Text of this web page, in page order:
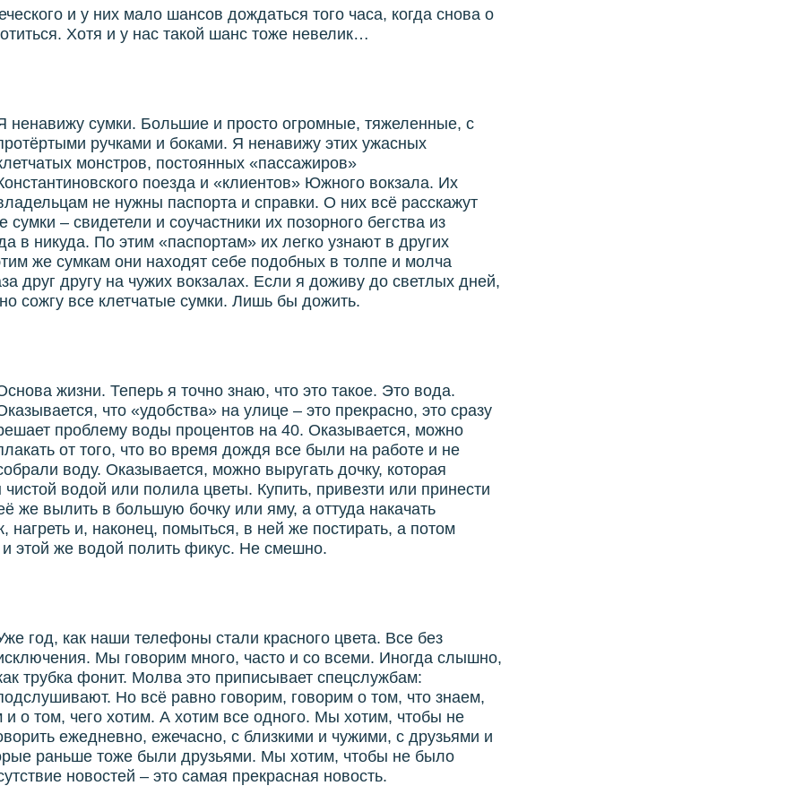
и у них мало шансов дождаться того часа, когда снова о
Хотя и у нас такой шанс тоже невелик…
ненавижу сумки. Большие и просто огромные, тяжеленные, с
ручками и боками. Я ненавижу этих ужасных
монстров, постоянных «пассажиров»
поезда и «клиентов» Южного вокзала. Их
не нужны паспорта и справки. О них всё расскажут
сумки – свидетели и соучастники их позорного бегства из
в никуда. По этим «паспортам» их легко узнают в других
же сумкам они находят себе подобных в толпе и молча
друг другу на чужих вокзалах. Если я доживу до светлых дней,
сожгу все клетчатые сумки. Лишь бы дожить.
жизни. Теперь я точно знаю, что это такое. Это вода.
что «удобства» на улице – это прекрасно, это сразу
проблему воды процентов на 40. Оказывается, можно
от того, что во время дождя все были на работе и не
воду. Оказывается, можно выругать дочку, которая
водой или полила цветы. Купить, привезти или принести
же вылить в большую бочку или яму, а оттуда накачать
нагреть и, наконец, помыться, в ней же постирать, а потом
этой же водой полить фикус. Не смешно.
год, как наши телефоны стали красного цвета. Все без
Мы говорим много, часто и со всеми. Иногда слышно,
трубка фонит. Молва это приписывает спецслужбам:
Но всё равно говорим, говорим о том, что знаем,
и о том, чего хотим. А хотим все одного. Мы хотим, чтобы не
ежедневно, ежечасно, с близкими и чужими, с друзьями и
раньше тоже были друзьями. Мы хотим, чтобы не было
новостей – это самая прекрасная новость.